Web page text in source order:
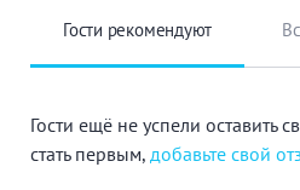
Гости рекомендуют
Гости ещё не успели оставить
стать первым, добавьте свой